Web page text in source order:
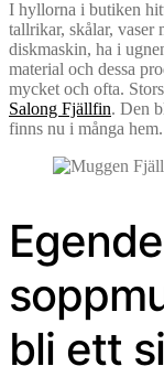
I hyllorna i butiken
tallrikar, skålar, vaser
diskmaskin, ha i
material och dessa
mycket och ofta.
Salong Fjällfin. Den
finns nu i många hem.
bli ett